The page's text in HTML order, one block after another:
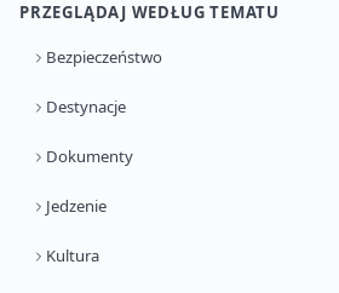
PRZEGLĄDAJ WEDŁUG TEMATU
Bezpieczeństwo
Destynacje
Dokumenty
Jedzenie
Kultura